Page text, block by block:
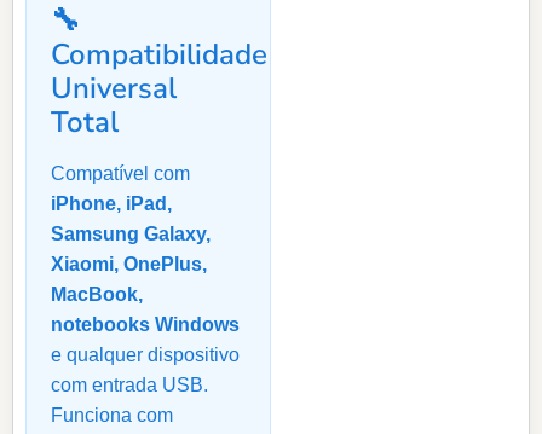
🔧
Compatibilidade
Universal
Total
Compatível com
iPhone, iPad,
Samsung Galaxy,
Xiaomi, OnePlus,
MacBook,
notebooks Windows
e qualquer dispositivo
com entrada USB.
Funciona com